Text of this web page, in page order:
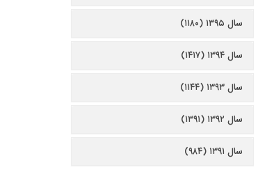
سال ۱۳۹۵ (۱۱۸۰)
سال ۱۳۹۴ (۱۴۱۷)
سال ۱۳۹۳ (۱۱۴۴)
سال ۱۳۹۲ (۱۳۹۱)
سال ۱۳۹۱ (۹۸۴)